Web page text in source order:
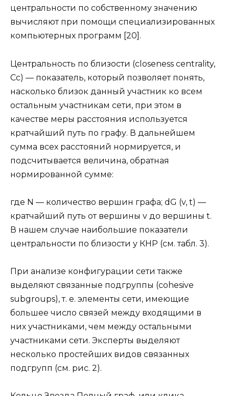
центральности по собственному значению
вычисляют при помощи специализированных
компьютерных программ [20].
Центральность по близости (closeness centrality,
Сс) — показатель, который позволяет понять,
насколько близок данный участник ко всем
остальным участникам сети, при этом в
качестве меры расстояния используется
кратчайший путь по графу. В дальнейшем
сумма всех расстояний нормируется, и
подсчитывается величина, обратная
нормированной сумме:
где N — количество вершин графа; dG (v, t) —
кратчайший путь от вершины v до вершины t.
В нашем случае наибольшие показатели
центральности по близости у КНР (см. табл. 3).
При анализе конфигурации сети также
выделяют связанные подгруппы (cohesive
subgroups), т. е. элементы сети, имеющие
большее число связей между входящими в
них участниками, чем между остальными
участниками сети. Эксперты выделяют
несколько простейших видов связанных
подгрупп (см. рис. 2).